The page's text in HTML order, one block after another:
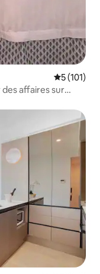
Note
5 (101)
affaires sur